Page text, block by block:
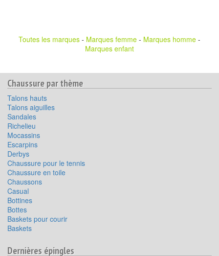
Toutes les marques - Marques femme - Marques homme -
Marques enfant
Chaussure par thème
Talons hauts
Talons aiguilles
Sandales
Richelieu
Mocassins
Escarpins
Derbys
Chaussure pour le tennis
Chaussure en toile
Chaussons
Casual
Bottines
Bottes
Baskets pour courir
Baskets
Dernières épingles